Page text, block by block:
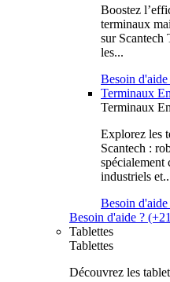
Boostez
terminaux
sur
les...
Besoin
Terminaux
Terminaux
Explorez les
Scantech :
spécialement
industriels
Besoin
Besoin d'aide ?
Tablettes
Tablettes
Découvrez les